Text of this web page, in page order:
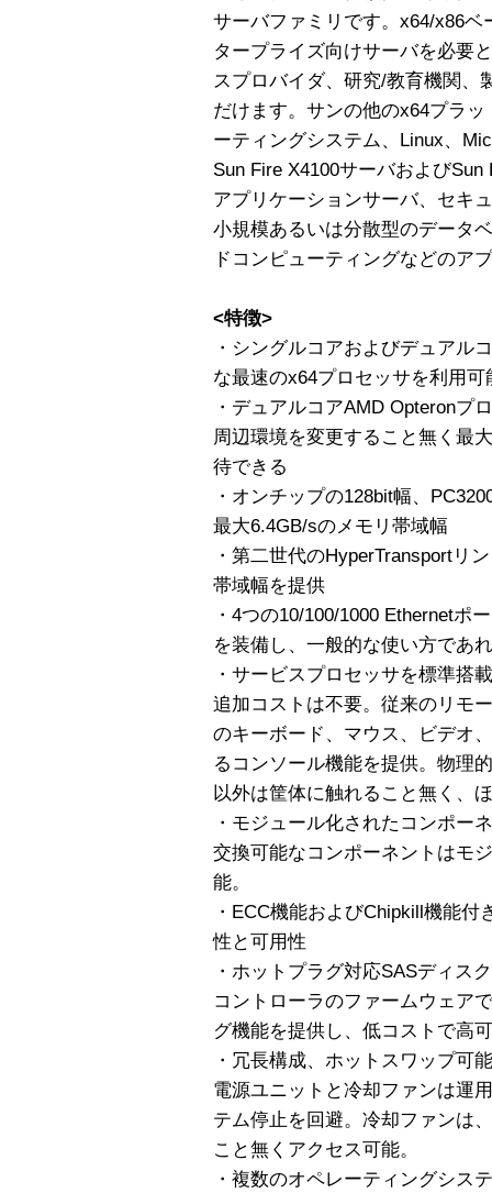
サーバファミリです。x64/x86
タープライズ向けサーバを必要
スプロバイダ、研究/教育機関、
だけます。サンの他のx64プラ
ーティングシステム、Linux、
Sun Fire X4100サーバおよび
アプリケーションサーバ、セキ
小規模あるいは分散型のデータ
ドコンピューティングなどのア
<特徴>
・シングルコアおよびデュアル
な最速のx64プロセッサを利用可
・デュアルコアAMD Opteronプ
周辺環境を変更すること無く最
待できる
・オンチップの128bit幅、
最大6.4GB/sのメモリ帯域幅
・第二世代のHyperTransport
帯域幅を提供
・4つの10/100/1000 Ethernet
を装備し、一般的な使い方であ
・サービスプロセッサを標準搭
追加コストは不要。従来のリモ
のキーボード、マウス、ビデオ
るコンソール機能を提供。物理
以外は筐体に触れること無く、
・モジュール化されたコンポー
交換可能なコンポーネントはモ
能。
・ECC機能およびChipkill機能
性と可用性
・ホットプラグ対応SASディス
コントローラのファームウェア
グ機能を提供し、低コストで高
・冗長構成、ホットスワップ可
電源ユニットと冷却ファンは運
テム停止を回避。冷却ファンは
こと無くアクセス可能。
・複数のオペレーティングシス